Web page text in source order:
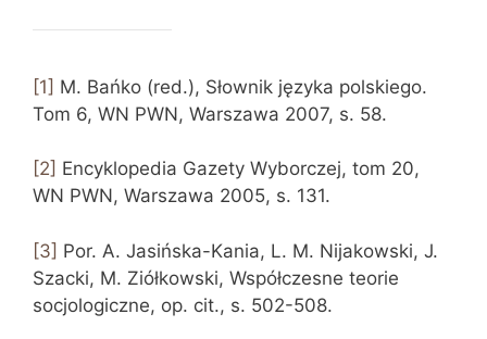
[1] M. Bańko (red.), Słownik języka polskiego.
Tom 6, WN PWN, Warszawa 2007, s. 58.
[2] Encyklopedia Gazety Wyborczej, tom 20,
WN PWN, Warszawa 2005, s. 131.
[3] Por. A. Jasińska-Kania, L. M. Nijakowski, J.
Szacki, M. Ziółkowski, Współczesne teorie
socjologiczne, op. cit., s. 502-508.